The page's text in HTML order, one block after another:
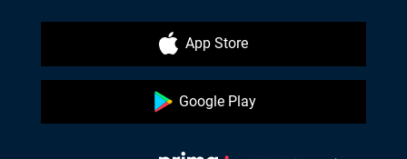
App Store
Google Play